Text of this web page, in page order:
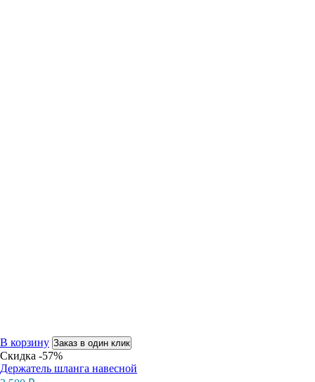
В корзину Заказ в один клик
Скидка -57%
Держатель шланга навесной